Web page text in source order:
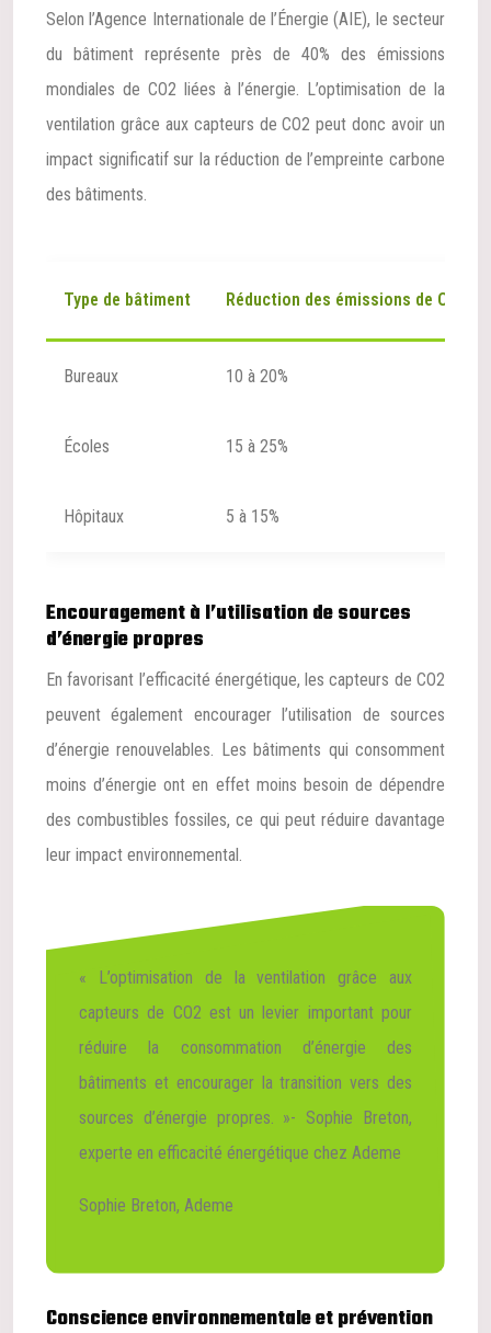
Selon l’Agence Internationale de l’Énergie (AIE), le secteur
du bâtiment représente près de 40% des émissions
mondiales de CO2 liées à l’énergie. L’optimisation de la
ventilation grâce aux capteurs de CO2 peut donc avoir un
impact significatif sur la réduction de l’empreinte carbone
des bâtiments.
Type de bâtiment Réduction des émissions de CO2
Bureaux 10 à 20%
Écoles 15 à 25%
Hôpitaux 5 à 15%
Encouragement à l’utilisation de sources
d’énergie propres
En favorisant l’efficacité énergétique, les capteurs de CO2
peuvent également encourager l’utilisation de sources
d’énergie renouvelables. Les bâtiments qui consomment
moins d’énergie ont en effet moins besoin de dépendre
des combustibles fossiles, ce qui peut réduire davantage
leur impact environnemental.
« L’optimisation de la ventilation grâce aux
capteurs de CO2 est un levier important pour
réduire la consommation d’énergie des
bâtiments et encourager la transition vers des
sources d’énergie propres. »- Sophie Breton,
experte en efficacité énergétique chez Ademe
Sophie Breton, Ademe
Conscience environnementale et prévention